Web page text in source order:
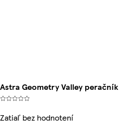
Astra Geometry Valley peračník
Zatiaľ bez hodnotení